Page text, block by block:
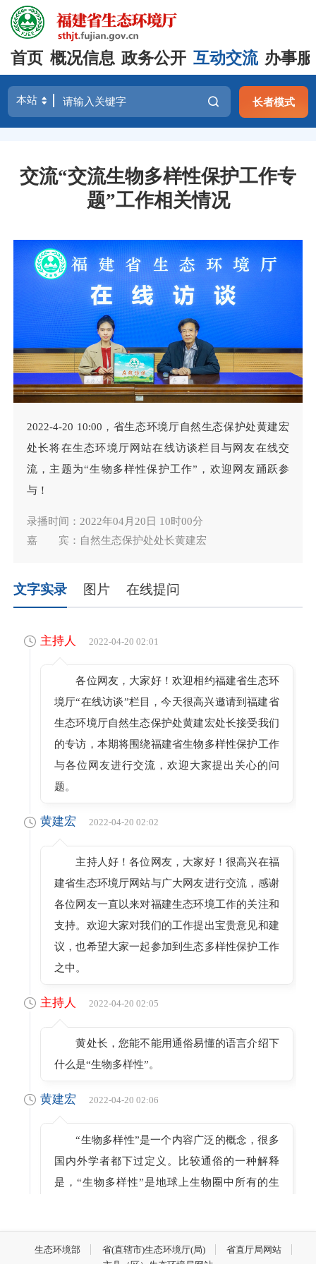
首页 概况信息 政务公开 互动交流 办事
长者模式
交流“交流生物多样性保护工作专
题”工作相关情况
2022-4-20 10:00，省生态环境厅自然生态保护处黄建宏
处长将在生态环境厅网站在线访谈栏目与网友在线交
流，主题为“生物多样性保护工作”，欢迎网友踊跃参
与！
录播时间：2022年04月20日 10时00分
嘉 宾：自然生态保护处处长黄建宏
文字实录 图片 在线提问
主持人 2022-04-20 02:01
各位网友，大家好！欢迎相约福建省生态环
境厅“在线访谈”栏目，今天很高兴邀请到福建省
生态环境厅自然生态保护处黄建宏处长接受我们
的专访，本期将围绕福建省生物多样性保护工作
与各位网友进行交流，欢迎大家提出关心的问
题。
黄建宏 2022-04-20 02:02
主持人好！各位网友，大家好！很高兴在福
建省生态环境厅网站与广大网友进行交流，感谢
各位网友一直以来对福建生态环境工作的关注和
支持。欢迎大家对我们的工作提出宝贵意见和建
议，也希望大家一起参加到生态多样性保护工作
之中。
主持人 2022-04-20 02:05
黄处长，您能不能用通俗易懂的语言介绍下
什么是“生物多样性”。
黄建宏 2022-04-20 02:06
“生物多样性”是一个内容广泛的概念，很多
国内外学者都下过定义。比较通俗的一种解释
是，“生物多样性”是地球上生物圈中所有的生
根据《生物多样性公约》的定义，生物多样
生态环境部 省(直辖市)生态环境厅(局)
省直厅局网站